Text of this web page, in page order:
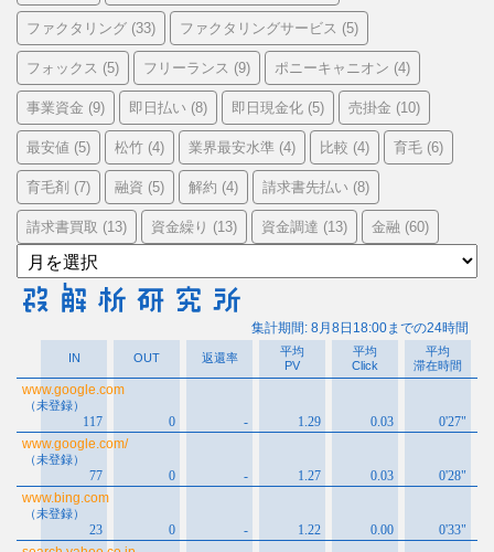
ファクタリング (33) ファクタリングサービス (5)
フォックス (5) フリーランス (9) ポニーキャニオン (4)
事業資金 (9) 即日払い (8) 即日現金化 (5) 売掛金 (10)
最安値 (5) 松竹 (4) 業界最安水準 (4) 比較 (4) 育毛 (6)
育毛剤 (7) 融資 (5) 解約 (4) 請求書先払い (8)
請求書買取 (13) 資金繰り (13) 資金調達 (13) 金融 (60)
ア
ー
カ